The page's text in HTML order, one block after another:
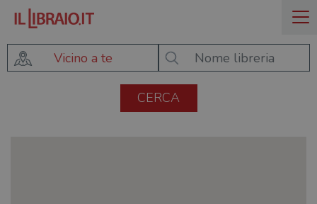
Vicino a te